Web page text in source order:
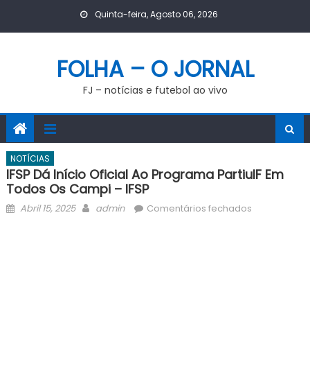
Quinta-feira, Agosto 06, 2026
FOLHA – O JORNAL
FJ – notícias e futebol ao vivo
NOTÍCIAS
IFSP Dá Início Oficial Ao Programa PartiuIF Em
Todos Os Campi – IFSP
Posted
Abril 15, 2025 Author
admin Comentários fechadosem